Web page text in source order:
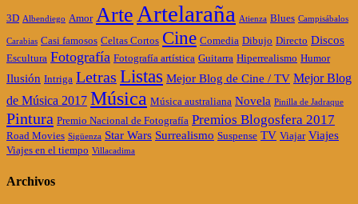
3D Albendiego Amor ArteArtelaraña Atienza Blues Campisábalos
Carabias Casi famosos Celtas Cortos Cine Comedia Dibujo Directo Discos
Escultura Fotografía Fotografía artística Guitarra Hiperrealismo Humor
Ilusión Intriga Letras Listas Mejor Blog de Cine / TV Mejor Blog
de Música 2017 Música Música australiana Novela Pinilla de Jadraque
Pintura Premio Nacional de Fotografía Premios Blogosfera 2017
Road Movies Sigüenza Star Wars Surrealismo Suspense TV Viajar Viajes
Viajes en el tiempo Villacadima
Archivos